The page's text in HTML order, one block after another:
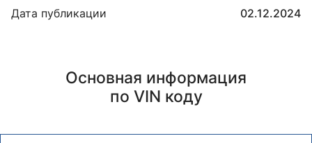
Дата публикации
02.12.2024
Основная информация
по VIN коду